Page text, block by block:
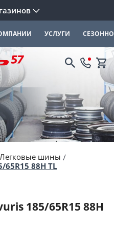
УСЛУГИ
Легковые шины
88H TL
185/65R15 88H